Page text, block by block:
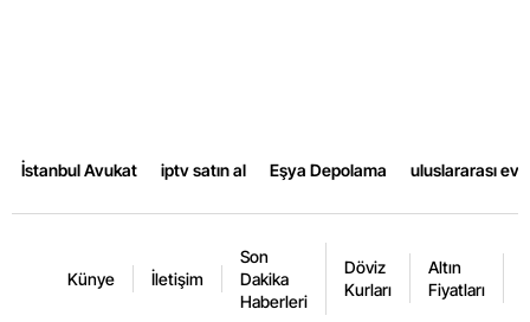
İstanbul Avukat iptv satın al Eşya Depolama uluslararası
Künye İletişim
Son
Dakika
Haberleri
Döviz
Kurları
Altın
Fiyatları